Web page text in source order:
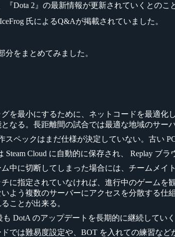
『Dota 2』の最新情報が更新されていくとのこ
氏によるQ&Aが掲載されていました。
分をまとめてみました。
を最小にするために、ネットコードを最適化
なる。長距離間の試合では最適な地域のサー
スペックはまだ仕様が決定していない。古い
Steam Cloud に自動的に保存され、 Replay ブ
中に切断してしまった場合には、チームメイ
に指定されていなければ、進行中のゲーム
よう複数のサーバーにアクセスを分散する仕
ことが出来る。
も DotA のアップデートを長期的に継続していく
ドでは難易度設定や、BOT を入れての練習な